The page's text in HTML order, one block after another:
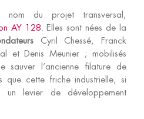
nom du projet transversal,
AY 128 . Elles sont nées de la
Cyril Chessé, Franck
et Denis Meunier ; mobilisés
l’ancienne filature de
que cette friche industrielle, si
un levier de développement